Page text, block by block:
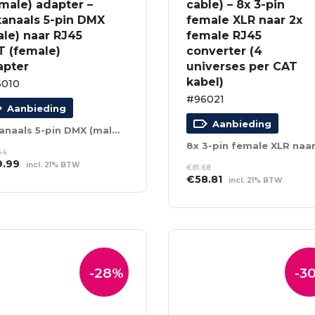
adapter –
5-pin DMX
naar RJ45
(female)
Aanbieding
4-kanaals 5-pin DMX (male) naar RJ45 CAT (female) adapter
Huidige
is:
incl. 21% BTW
cable) – 8x 3-pin
female XLR naar 2x
female RJ45
converter (4
universes per CAT
kabel)
#96021
Aanbieding
€81.68
Oorspronkelijke
was:
€58.81Huidige
is:
incl. 21% BTW
WINKELWAGEN
-28% -